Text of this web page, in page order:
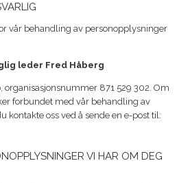
vår behandling av personopplysninger
leder Fred Håberg
organisasjonsnummer 871 529 302. Om
forbundet med vår behandling av
kontakte oss ved å sende en e-post til:
VI HAR OM DEG